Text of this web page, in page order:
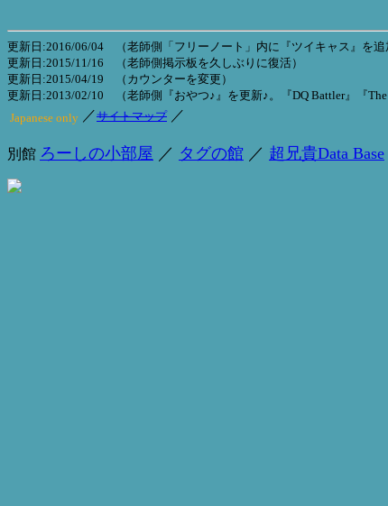
更新日:2016/06/04 （老師側「フリーノート」内に『ツイキャス』を追
更新日:2015/11/16 （老師側掲示板を久しぶりに復活）
更新日:2015/04/19 （カウンターを変更）
更新日:2013/02/10 （老師側『おやつ♪』を更新♪。『DQ Battler』『The
Japanese only ／サイトマップ／
別館 ろーしの小部屋 ／ タグの館 ／ 超兄貴Data Base